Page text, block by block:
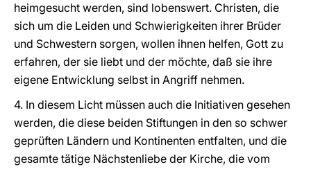
heimgesucht werden, sind lobenswert. Christen, die
sich um die Leiden und Schwierigkeiten ihrer Brüder
und Schwestern sorgen, wollen ihnen helfen, Gott zu
erfahren, der sie liebt und der möchte, daß sie ihre
eigene Entwicklung selbst in Angriff nehmen.
4. In diesem Licht müssen auch die Initiativen gesehen
werden, die diese beiden Stiftungen in den so schwer
geprüften Ländern und Kontinenten entfalten, und die
gesamte tätige Nächstenliebe der Kirche, die vom